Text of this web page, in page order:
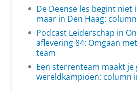
De Deense les begint niet
maar in Den Haag:
Podcast Leiderschap in
aflevering 84: Omgaan
team
Een sterrenteam maakt je
wereldkampioen: column